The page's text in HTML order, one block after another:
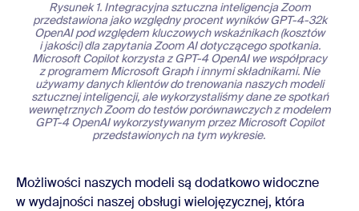
Rysunek 1. Integracyjna sztuczna inteligencja Zoom
przedstawiona jako względny procent wyników GPT-4-32k
OpenAI pod względem kluczowych wskaźnikach (kosztów
i jakości) dla zapytania Zoom AI dotyczącego spotkania.
Microsoft Copilot korzysta z GPT-4 OpenAI we współpracy
z programem Microsoft Graph i innymi składnikami. Nie
używamy danych klientów do trenowania naszych modeli
sztucznej inteligencji, ale wykorzystaliśmy dane ze spotkań
wewnętrznych Zoom do testów porównawczych z modelem
GPT-4 OpenAI wykorzystywanym przez Microsoft Copilot
przedstawionych na tym wykresie.
Możliwości naszych modeli są dodatkowo widoczne
w wydajności naszej obsługi wielojęzycznej, która